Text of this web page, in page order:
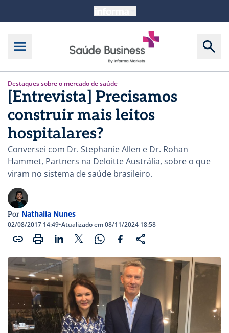
Destaques sobre o mercado de saúde
[Entrevista] Precisamos
construir mais leitos
hospitalares?
Conversei com Dr. Stephanie Allen e Dr. Rohan
Hammet, Partners na Deloitte Austrália, sobre o que
viram no sistema de saúde brasileiro.
Por Nathalia Nunes
02/08/2017 14:49•Atualizado em 08/11/2024 18:58